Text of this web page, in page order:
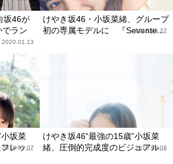
坂46が
ラン
2020.01.13
けやき坂46・小坂菜緒、グループ
初の専属モデルに 『Sevente...
2018.05.22
坂菜
レッ...
2018.03.07
けやき坂46“最強の15歳”小坂菜
緒、圧倒的完成度のビジュアル...
2018.03.06